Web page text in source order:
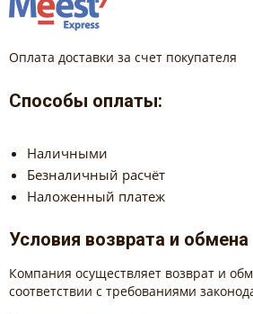
Оплата доставки за счет покупателя
Способы оплаты:
Наличными
Безналичный расчёт
Наложенный платеж
Условия возврата и обмена
Компания осуществляет возврат и
соответствии с требованиями